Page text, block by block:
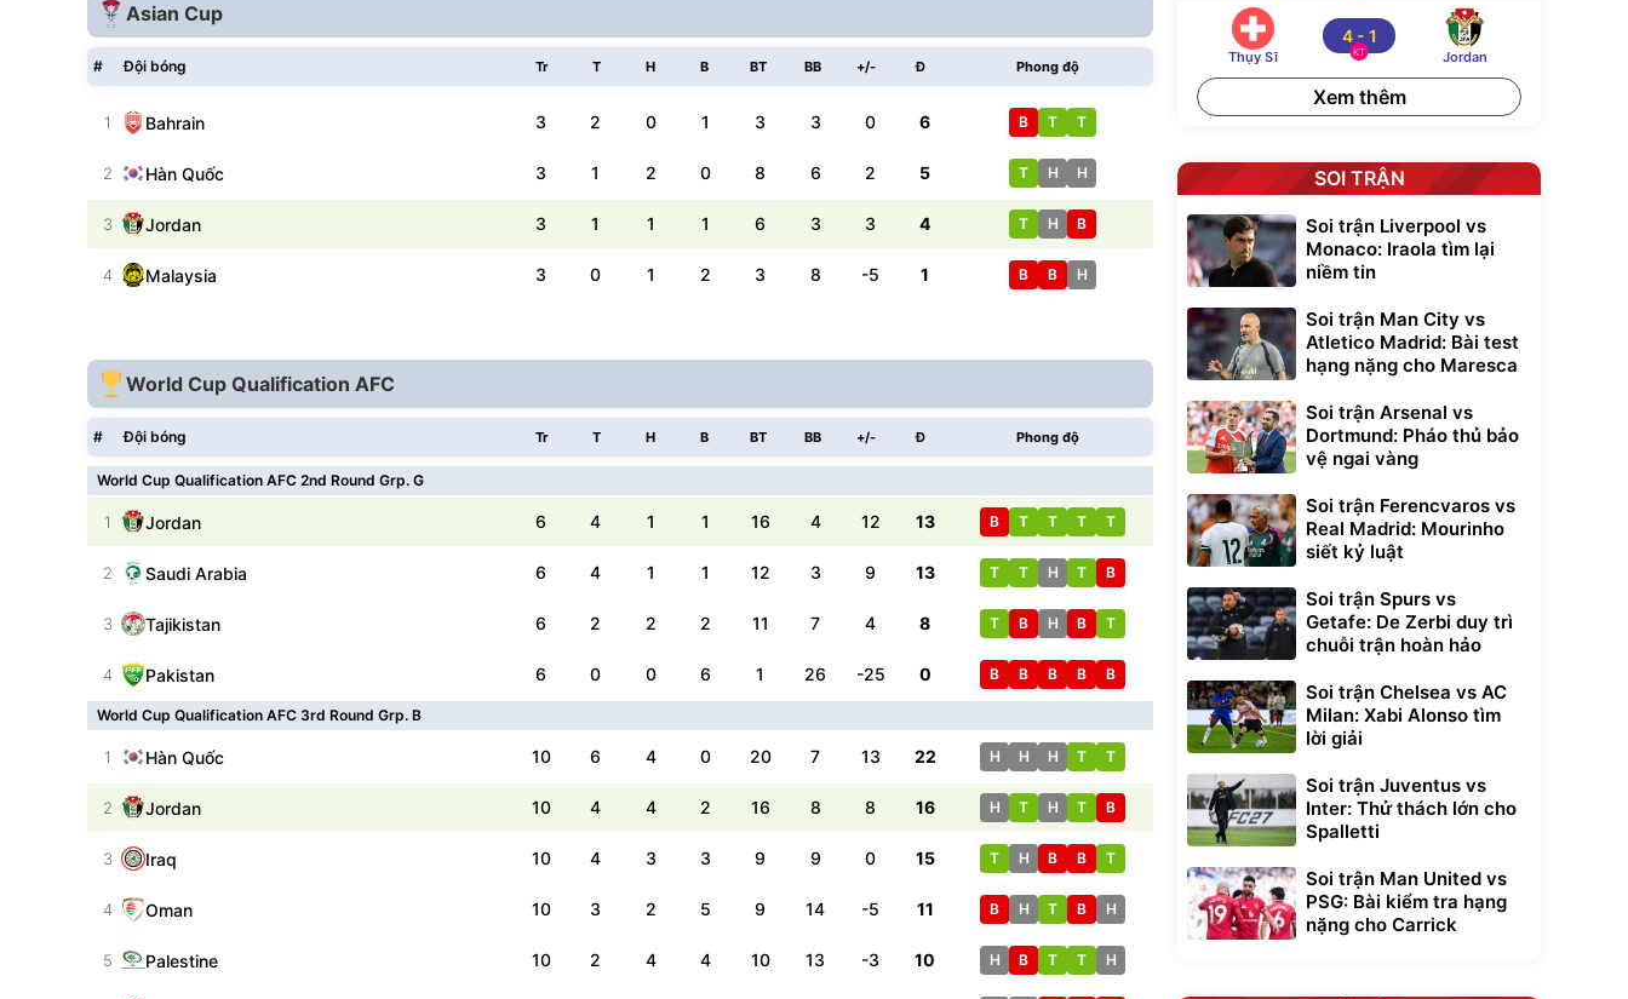
Asian Cup
# Đội bóng Tr T H B BT BB +/- Đ Phong độ
1 Bahrain 3 2 0 1 3 3 0 6 B T T
2 Hàn Quốc 3 1 2 0 8 6 2 5 T H H
3 Jordan 3 1 1 1 6 3 3 4 T H B
4 Malaysia 3 0 1 2 3 8 -5 1 B B H
World Cup Qualification AFC
# Đội bóng Tr T H B BT BB +/- Đ Phong độ
World Cup Qualification AFC 2nd Round Grp. G
1 Jordan 6 4 1 1 16 4 12 13 B T T T T
2 Saudi Arabia 6 4 1 1 12 3 9 13 T T H T B
3 Tajikistan 6 2 2 2 11 7 4 8 T B H B T
4 Pakistan 6 0 0 6 1 26 -25 0 B B B B B
World Cup Qualification AFC 3rd Round Grp. B
1 Hàn Quốc 10 6 4 0 20 7 13 22 H H H T T
2 Jordan 10 4 4 2 16 8 8 16 H T H T B
3 Iraq 10 4 3 3 9 9 0 15 T H B B T
4 Oman 10 3 2 5 9 14 -5 11 B H T B H
5 Palestine 10 2 4 4 10 13 -3 10 H B T T H
Thụy Sĩ
4 - 1
KT Jordan
Xem thêm
SOI TRẬN
Soi trận Liverpool vs
Monaco: Iraola tìm lại
niềm tin
Soi trận Man City vs
Atletico Madrid: Bài test
hạng nặng cho Maresca
Soi trận Arsenal vs
Dortmund: Pháo thủ bảo
vệ ngai vàng
Soi trận Ferencvaros vs
Real Madrid: Mourinho
siết kỷ luật
Soi trận Spurs vs
Getafe: De Zerbi duy trì
chuỗi trận hoàn hảo
Soi trận Chelsea vs AC
Milan: Xabi Alonso tìm
lời giải
Soi trận Juventus vs
Inter: Thử thách lớn cho
Spalletti
Soi trận Man United vs
PSG: Bài kiểm tra hạng
nặng cho Carrick